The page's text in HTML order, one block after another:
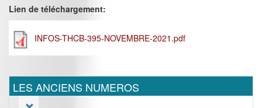
Lien de téléchargement:
INFOS-THCB-395-NOVEMBRE-2021.pdf
LES ANCIENS NUMEROS